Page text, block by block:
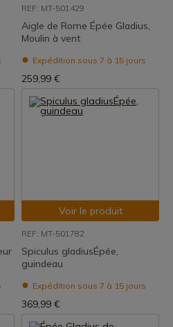
REF: MT-501429
Aigle de Rome Épée Gladius,
Moulin à vent
Expédition sous 7 à 15 jours
259,99 €
Voir le produit
REF: MT-501782
Spiculus gladiusÉpée,
guindeau
Expédition sous 7 à 15 jours
369,99 €